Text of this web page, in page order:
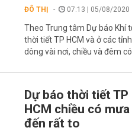
ĐÔ THỊ 07:13 | 05/08/2020
Theo Trung tâm Dự báo Khí
thời tiết TP HCM và ở các
dông vài nơi, chiều và đêm
Dự báo thời tiết TP
HCM chiều có
đến rất to